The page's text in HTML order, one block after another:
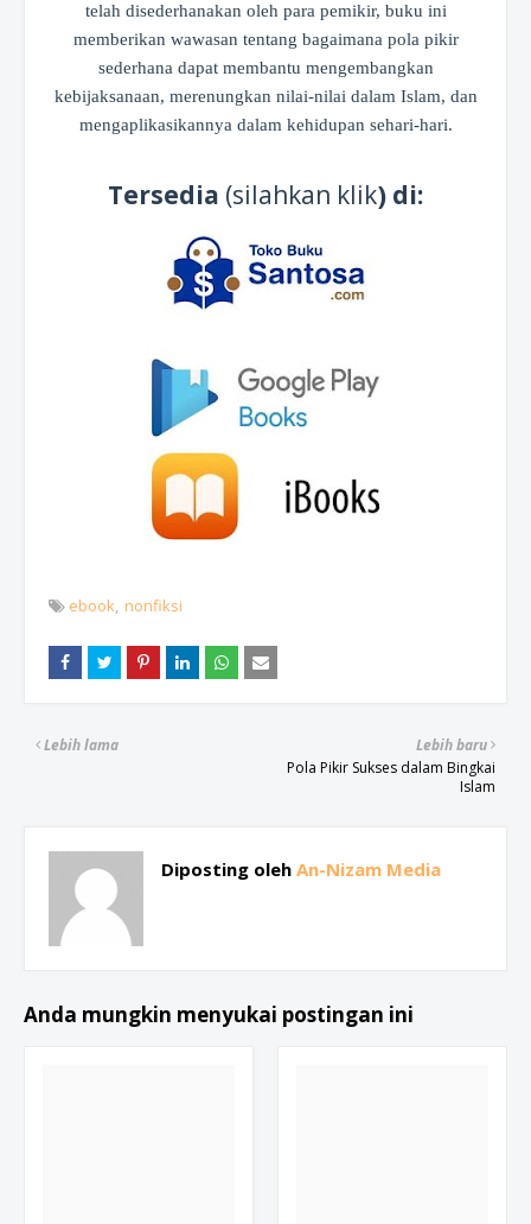
telah disederhanakan oleh para pemikir, buku ini
memberikan wawasan tentang bagaimana pola pikir
sederhana dapat membantu mengembangkan
kebijaksanaan, merenungkan nilai-nilai dalam Islam, dan
mengaplikasikannya dalam kehidupan sehari-hari.
Tersedia (silahkan klik) di:
ebook nonfiksi
Lebih baru
Pola Pikir Sukses dalam Bingkai
Islam
Lebih lama
Diposting oleh An-Nizam Media
Anda mungkin menyukai postingan ini